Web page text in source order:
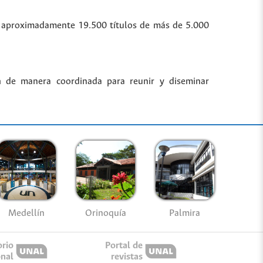
19.500 títulos de más de 5.000
manera coordinada para reunir y diseminar
Medellín Orinoquía Palmira
Portal de
revistas